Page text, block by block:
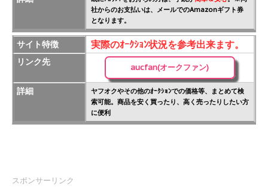
社からのお支払いは、メールでのAmazonギフト券
となります。
サイト特徴 実際のｵｰｸｼｮﾝ状況を参考出来ます。
リンク先
aucfan(オークファン)
詳細
ヤフオクやその他のｵｰｸｼｮﾝでの価格等、まとめて検
索可能。商品を安く買ったり、高く売ったりしたい方
に便利
スポンサーリンク